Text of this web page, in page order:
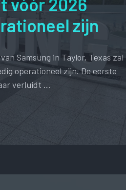
zijn
Samsung in Taylor, Texas zal
operationeel zijn. De eerste
verluidt …